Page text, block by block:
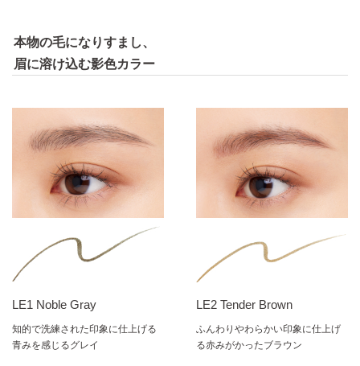
本物の毛になりすまし、
眉に溶け込む影色カラー
LE1 Noble Gray
知的で洗練された印象に仕上げる
青みを感じるグレイ
LE2 Tender Brown
ふんわりやわらかい印象に仕上げ
る赤みがかったブラウン